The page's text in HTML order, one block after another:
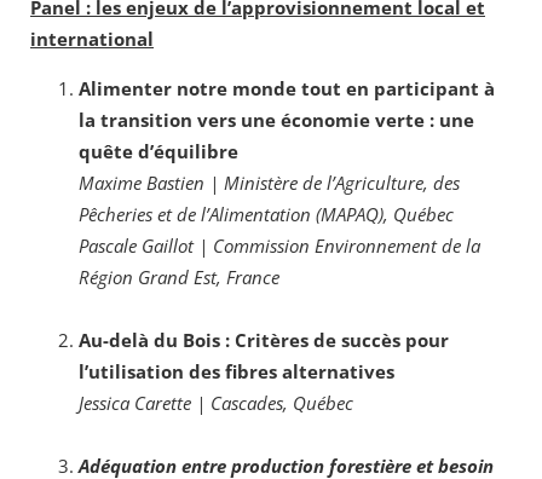
Panel : les enjeux de l’approvisionnement local et
international
Alimenter notre monde tout en participant à
la transition vers une économie verte : une
quête d’équilibre
Maxime Bastien | Ministère de l’Agriculture, des
Pêcheries et de l’Alimentation (MAPAQ), Québec
Pascale Gaillot | Commission Environnement de la
Région Grand Est, France
Au-delà du Bois : Critères de succès pour
l’utilisation des fibres alternatives
Jessica Carette | Cascades, Québec
Adéquation entre production forestière et besoin